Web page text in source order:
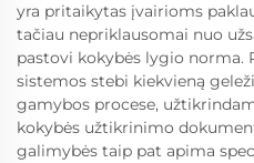
yra pritaikytas įvairioms
tačiau nepriklausomai nuo
pastovi kokybės lygio norma.
sistemos stebi kiekvieną
gamybos procese,
kokybės užtikrinimo
galimybės taip pat apima